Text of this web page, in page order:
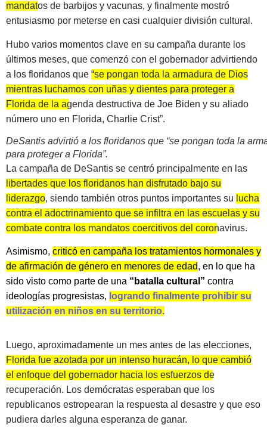
mandatos de barbijos y vacunas, y finalmente mostró
entusiasmo por meterse en casi cualquier división cultural.
Hubo varios momentos clave en su campaña durante los
últimos meses, que comenzó con el gobernador advirtiendo
a los floridanos que “se pongan toda la armadura de Dios
mientras luchamos con uñas y dientes para proteger a
Florida de la agenda destructiva de Joe Biden y su aliado
número uno en Florida, Charlie Crist”.
DeSantis advirtió a los floridanos que “se pongan toda la
para proteger a Florida”.
La campaña de DeSantis se centró principalmente en las
libertades que los floridanos han disfrutado bajo su
liderazgo, siendo también otros puntos importantes su lucha
contra el adoctrinamiento que se infiltra en las escuelas y su
combate contra los mandatos coercitivos del coronavirus.
Asimismo, criticó en campaña los tratamientos hormonales y
de afirmación de género en menores de edad, en lo que ha
sido visto como parte de una “batalla cultural” contra
ideologías progresistas, logrando finalmente prohibir su
utilización en niños en su territorio.
Luego, aproximadamente un mes antes de las elecciones,
Florida fue azotada por un intenso huracán, lo que cambió
el enfoque del gobernador hacia los esfuerzos de
recuperación. Los demócratas esperaban que los
republicanos estropearan la respuesta al desastre y que eso
pudiera darles alguna esperanza de ganar.